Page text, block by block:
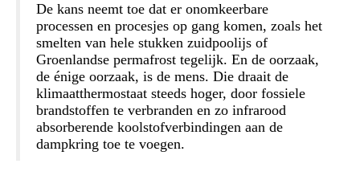
De kans neemt toe dat er onomkeerbare
processen en procesjes op gang komen, zoals het
smelten van hele stukken zuidpoolijs of
Groenlandse permafrost tegelijk. En de oorzaak,
de énige oorzaak, is de mens. Die draait de
klimaatthermostaat steeds hoger, door fossiele
brandstoffen te verbranden en zo infrarood
absorberende koolstofverbindingen aan de
dampkring toe te voegen.